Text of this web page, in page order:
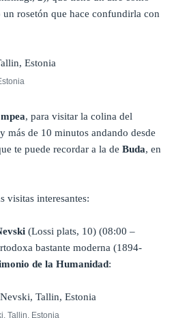
rosetón que hace confundirla con
, para visitar la colina del
más de 10 minutos andando desde
te puede recordar a la deBuda, en
visitas interesantes:
(Lossi plats, 10) (08:00 –
bastante moderna (1894-
de la Humanidad:
Tallin, Estonia